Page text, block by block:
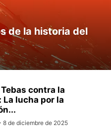
de la historia del
contra la
La lucha por la
8 de diciembre de 2025